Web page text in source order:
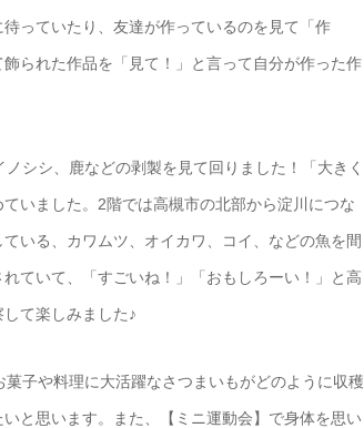
っていたり、友達が作っているのを見て「作
られた作品を「見て！」と言って自分が作った作
シシ、鹿などの剥製を見て回りました！「大きく
いました。2階では高槻市の北部から淀川につな
いる、カワムツ、オイカワ、コイ、などの魚を間
ていて、「すごいね！」「おもしろーい！」と高
て楽しみました♪
子や料理に大活躍なさつまいもがどのように収穫
と思います。また、【ミニ運動会】で身体を思い